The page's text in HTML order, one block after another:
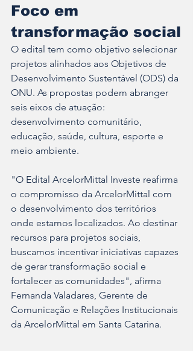
Foco em
transformação social
O edital tem como objetivo selecionar
projetos alinhados aos Objetivos de
Desenvolvimento Sustentável (ODS) da
ONU. As propostas podem abranger
seis eixos de atuação:
desenvolvimento comunitário,
educação, saúde, cultura, esporte e
meio ambiente.
"O Edital ArcelorMittal Investe reafirma
o compromisso da ArcelorMittal com
o desenvolvimento dos territórios
onde estamos localizados. Ao destinar
recursos para projetos sociais,
buscamos incentivar iniciativas capazes
de gerar transformação social e
fortalecer as comunidades", afirma
Fernanda Valadares, Gerente de
Comunicação e Relações Institucionais
da ArcelorMittal em Santa Catarina.